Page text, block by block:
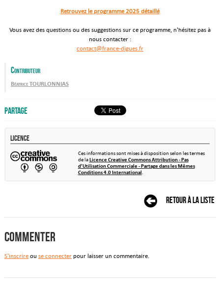
Retrouvez le programme 2025 détaillé
Vous avez des questions ou des suggestions sur ce programme, n'hésitez pas à
nous contacter :
contact@france-digues.fr
Contributeur
Béatrice TOURLONNIAS
Partage
Licence
Ces informations sont mises à disposition selon les termes
de laLicence Creative Commons Attribution - Pas
d’Utilisation Commerciale - Partage dans les Mêmes
Conditions 4.0 International.
Retour à la liste
Commenter
S'inscrireou se connecterpour laisser un commentaire.